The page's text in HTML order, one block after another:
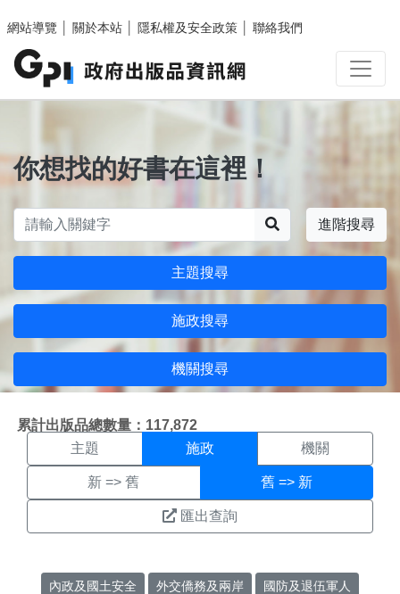
網站導覽
關於本站 隱私權及安全政策 聯絡我們
你想找的好書在這裡！
進階搜尋
主題搜尋
施政搜尋
機關搜尋
累計出版品總數量：117,872
施政搜尋結果頁面
主題 施政 機關
新 => 舊 舊 => 新
匯出查詢
內政及國土安全 外交僑務及兩岸 國防及退伍軍人